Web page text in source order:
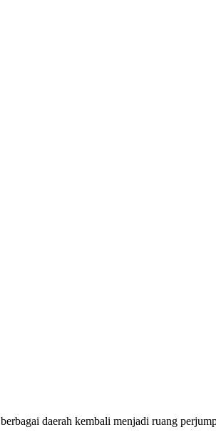
daerah kembali menjadi ruang